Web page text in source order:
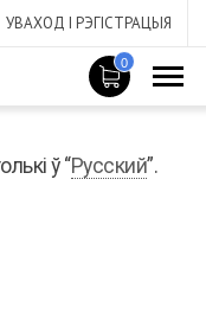
УВАХОД І РЭГІСТРАЦЫЯ
0
ў “Русский”.